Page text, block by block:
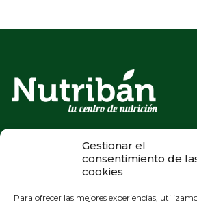
Gestionar el
consentimiento de
cookies
Para ofrecer las mejores experiencias,